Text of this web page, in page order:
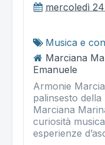
mercoledì
Musica e
Marciana
Emanuele
Armonie
palinsesto
Marciana
curiosità
esperienze